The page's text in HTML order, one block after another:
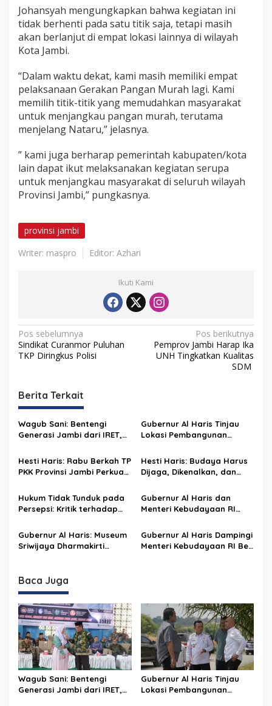
Johansyah mengungkapkan bahwa kegiatan ini
tidak berhenti pada satu titik saja, tetapi masih
akan berlanjut di empat lokasi lainnya di wilayah
Kota Jambi.
“Dalam waktu dekat, kami masih memiliki empat
pelaksanaan Gerakan Pangan Murah lagi. Kami
memilih titik-titik yang memudahkan masyarakat
untuk menjangkau pangan murah, terutama
menjelang Nataru,” jelasnya.
” kami juga berharap pemerintah kabupaten/kota
lain dapat ikut melaksanakan kegiatan serupa
untuk menjangkau masyarakat di seluruh wilayah
Provinsi Jambi,” pungkasnya.
provinsi jambi
Writer: maspro
Editor: Azhari
Ikuti Kami
N
a
i
g
a
s
i
p
s
Pos sebelumnya
Sindikat Curanmor Puluhan
TKP Diringkus Polisi
Pos berikutnya
Pemprov Jambi Harap Ika
UNH Tingkatkan Kualitas
SDM
Berita Terkait
Wagub Sani: Bentengi
Generasi Jambi dari IRET,
Dimulai dari Sekolah
Gubernur Al Haris Tinjau
Lokasi Pembangunan
Pembangunan BTN Bungo
Green City
Hesti Haris: Rabu Berkah TP
PKK Provinsi Jambi Perkuat
Budaya Kelola Sampah
dari Rumah
Hesti Haris: Budaya Harus
Dijaga, Dikenalkan, dan
Hukum Tidak Tunduk pada
Persepsi: Kritik terhadap
Media dan Aktivis
Gubernur Al Haris dan
Menteri Kebudayaan RI
“Dari Jambi untuk
Indonesia”, Perkuat
Pelestarian Budaya dan
Gubernur Al Haris: Museum
Sriwijaya Dharmakirti
Secara Utuh
Gubernur Al Haris Dampingi
Menteri Kebudayaan RI Beri
Baca Juga
Wagub Sani: Bentengi
Generasi Jambi dari IRET,
Gubernur Al Haris Tinjau
Lokasi Pembangunan